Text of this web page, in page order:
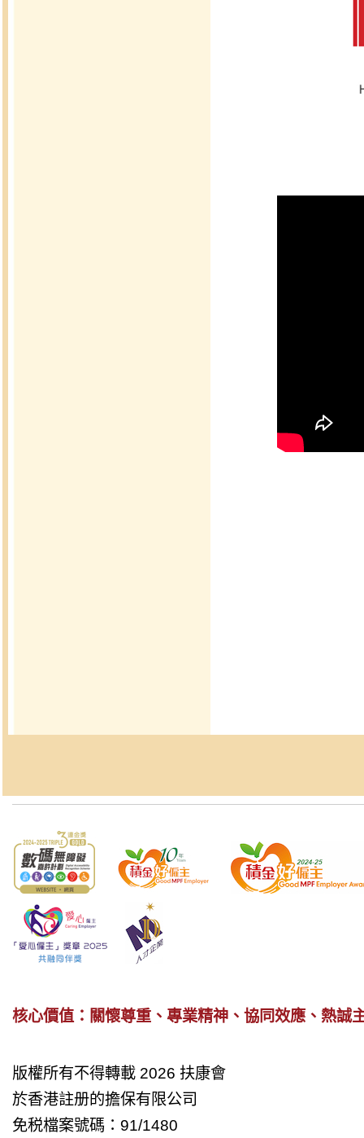
核心價值：關懷尊重、專業精神、協同效應、熱誠
版權所有不得轉載 2026 扶康會
於香港註册的擔保有限公司
免税檔案號碼：91/1480